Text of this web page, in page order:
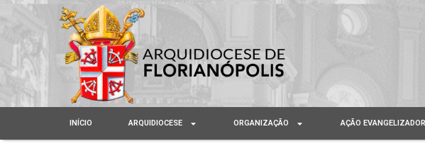
INÍCIO ARQUIDIOCESE ORGANIZAÇÃO AÇÃO